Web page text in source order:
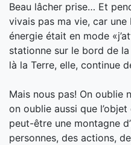
Beau lâcher prise… Et
vivais pas ma vie, car
énergie était en mode
stationne sur le bord de
là la Terre, elle, continue
Mais nous pas! On oublie
on oublie aussi que
peut-être une montagne
personnes, des actions,